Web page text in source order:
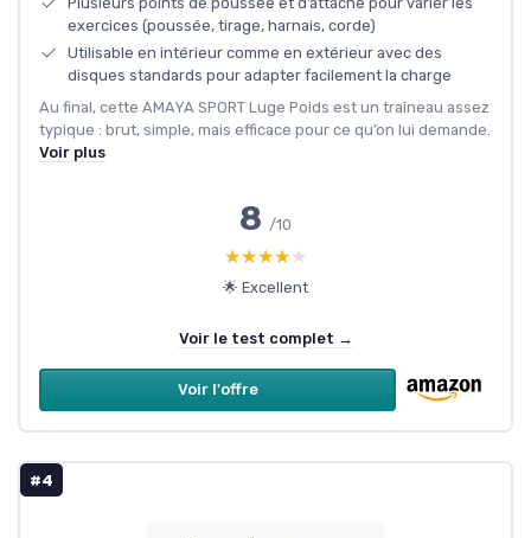
exercices (poussée, tirage, harnais, corde)
Utilisable en intérieur comme en extérieur avec des
disques standards pour adapter facilement la charge
Au final, cette AMAYA SPORT Luge Poids est un traîneau assez
typique : brut, simple, mais efficace pour ce qu’on lui demande.
Voir plus
8 /10
★★★★★
★★★★★
🌟 Excellent
Voir le test complet →
Voir l'offre
#4